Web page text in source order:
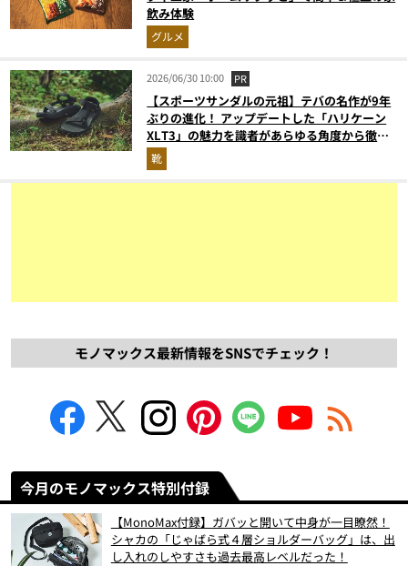
飲み体験
グルメ
2026/06/30 10:00 PR
【スポーツサンダルの元祖】テバの名作が9年
ぶりの進化！ アップデートした「ハリケーン
XLT3」の魅力を識者があらゆる角度から徹底
解説！
靴
モノマックス最新情報をSNSでチェック！
今月のモノマックス特別付録
【MonoMax付録】ガバッと開いて中身が一目瞭然！
シャカの「じゃばら式４層ショルダーバッグ」は、出
し入れのしやすさも過去最高レベルだった！